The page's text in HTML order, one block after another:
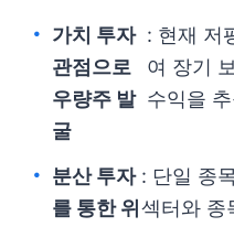
가치 투자
관점으로
우량주 발
굴
: 현재 저
여 장기
수익을
분산 투자
를 통한 위
: 단일 종
섹터와 종